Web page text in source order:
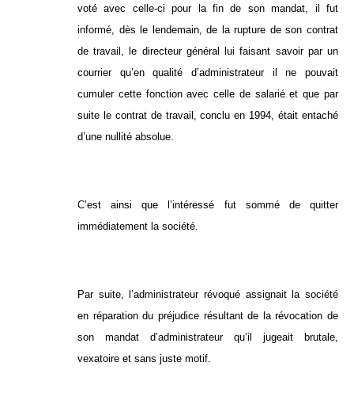
voté avec celle-ci pour la fin de son mandat, il fut
informé, dès le lendemain, de la rupture de son contrat
de travail, le directeur général lui faisant savoir par un
courrier qu’en qualité d’administrateur il ne pouvait
cumuler cette fonction avec celle de salarié et que par
suite le contrat de travail, conclu en 1994, était entaché
d’une nullité absolue.
C’est ainsi que l’intéressé fut sommé de quitter
immédiatement la société.
Par suite, l’administrateur révoqué assignait la société
en réparation du préjudice résultant de la révocation de
son mandat d’administrateur qu’il jugeait brutale,
vexatoire et sans juste motif.